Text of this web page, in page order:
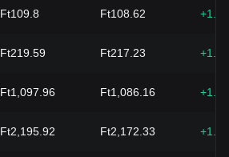
Ft109.8 Ft108.62
Ft219.59 Ft217.23
Ft1,097.96 Ft1,086.16
Ft2,195.92 Ft2,172.33